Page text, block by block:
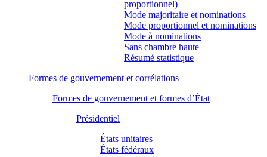
proportionnel)
Mode majoritaire et nominations
Mode proportionnel et nominations
Mode à nominations
Sans chambre haute
Résumé statistique
Formes de gouvernement et corrélations
Formes de gouvernement et formes d’État
Présidentiel
États unitaires
États fédéraux